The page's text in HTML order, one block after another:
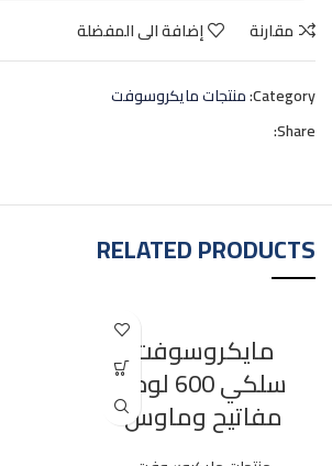
مقارنة
إضافة الى المفضلة
Category: منتجات مايكروسوفت
Share:
RELATED PRODUCTS
مايكروسوفت
سلكي 600 لوحة
مفاتيح وماوس